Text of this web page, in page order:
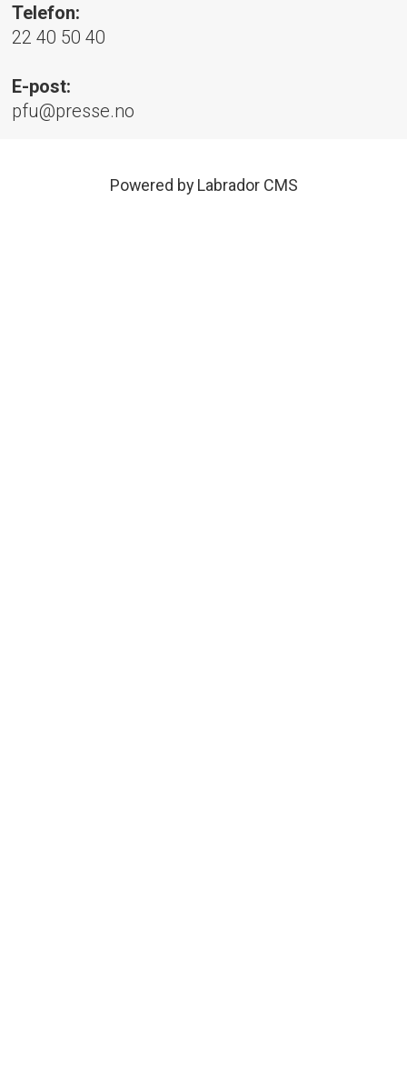
Telefon:
22 40 50 40
E-post:
pfu@presse.no
Powered by Labrador CMS